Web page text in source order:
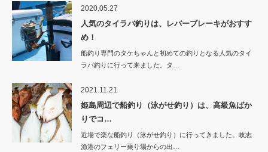
2020.05.27
人気のタイラバ釣りは、レバーブレーキがおすす
め！
船釣り専門のタケちゃんと初めての釣りとなる人気のタイ
ラバ釣りに行って来ました。タ…
2021.11.21
姫島周辺で船釣り（泳がせ釣り）は、高級魚ばか
りでコ…
近場で楽な船釣り（泳がせ釣り）に行ってきました。岐志
漁港のフェリー乗り場からの出…